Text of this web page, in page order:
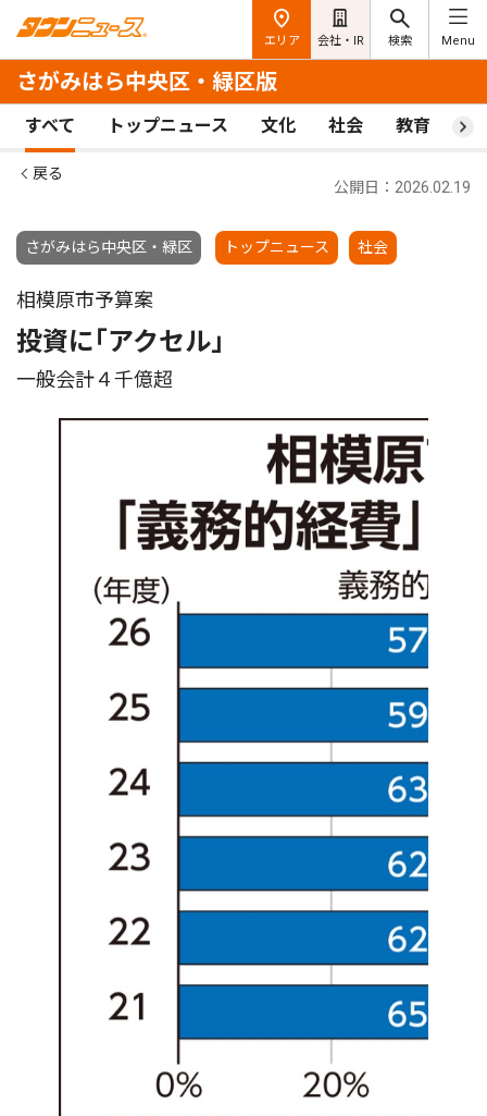
エリア 会社・IR 検索 Menu
さがみはら中央区・緑区版
すべて トップニュース 文化 社会 教育 ス
戻る
さがみはら中央区・緑区 トップニュース 社会
公開日：2026.02.19
相模原市予算案
投資に｢アクセル｣
一般会計４千億超